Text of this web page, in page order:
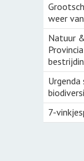
weer
Natuur
7-